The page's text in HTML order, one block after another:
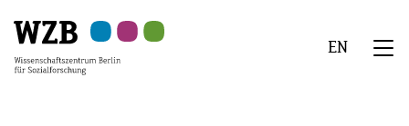
Hauptinhalt
springen
Navigation
springen
Suche
springen
Sekundärnavigation
springen
Fußzeile
springen
EN